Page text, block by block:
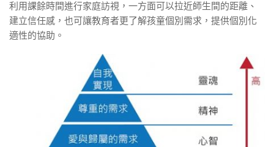
利用課餘時間進行家庭訪視，一方面可以拉近師生間的距離、
建立信任感，也可讓教育者更了解孩童個別需求，提供個別化
適性的協助。